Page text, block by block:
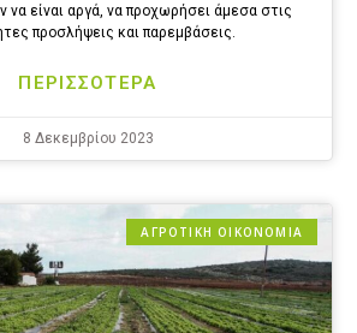
να είναι αργά, να προχωρήσει άμεσα στις
προσλήψεις και παρεμβάσεις.
ΠΕΡΙΣΣΟΤΕΡΑ
8 Δεκεμβρίου 2023
ΑΓΡΟΤΙΚΗ ΟΙΚΟΝΟΜΙΑ